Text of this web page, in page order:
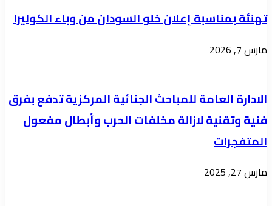
بمستشفى
الدويم
تهنئة بمناسبة إعلان خلو السودان من وباء الكوليرا
مارس 7, 2026
الادارة العامة للمباحث الجنائية المركزية تدفع بفرق
فنية وتقنية لازالة مخلفات الحرب وأبطال مفعول
المتفجرات
مارس 27, 2025